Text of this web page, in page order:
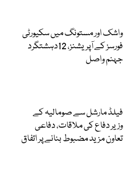
واشک اور مستونگ میں سکیورٹی
فورسز کے آپریشنز، 12دہشتگرد
جہنم واصل
فیلڈ مارشل سے صومالیہ کے
وزیر دفاع کی ملاقات، دفاعی
تعاون مزید مضبوط بنانے پر اتفاق